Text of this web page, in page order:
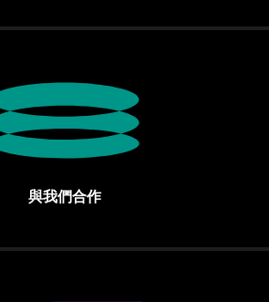
與我們合作